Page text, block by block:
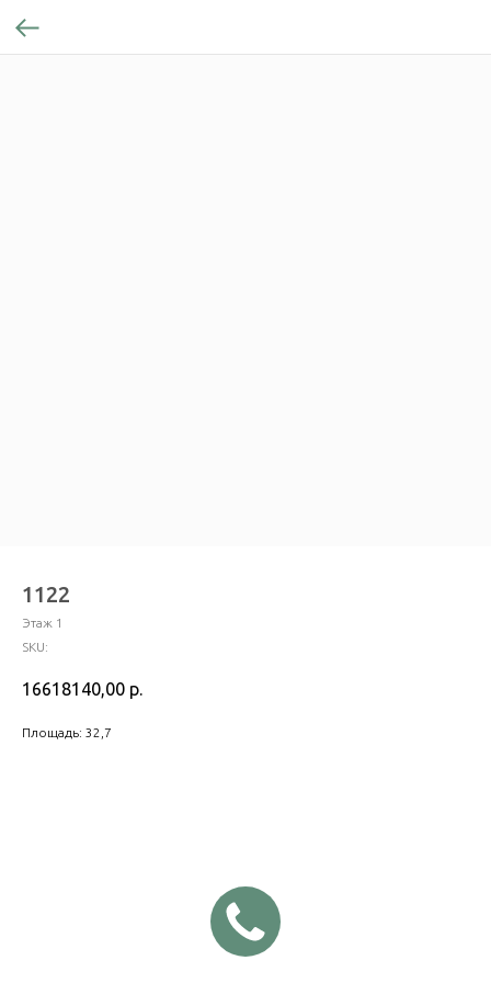
1122
Этаж 1
SKU:
16618140,00 р.
Площадь: 32,7